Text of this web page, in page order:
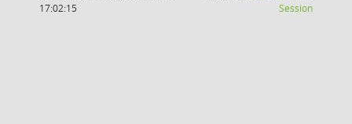
17:02:15
Session(Wird in